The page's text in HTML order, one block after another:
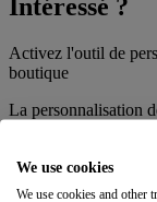
Intéressé ?
Activez l'outil de
boutique
La personnalisation
contenu hautement
site et réseaux
produits dès
We use cookies
We use cookies and other